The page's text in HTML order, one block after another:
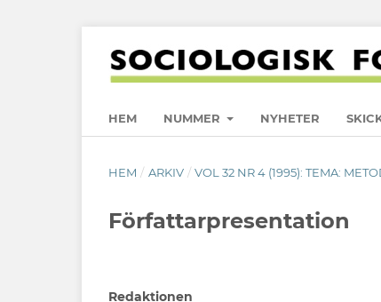
HEM NUMMER NYHETER
HEM / ARKIV / VOL 32 NR 4 (1995): TEMA:
Författarpresentation
Redaktionen